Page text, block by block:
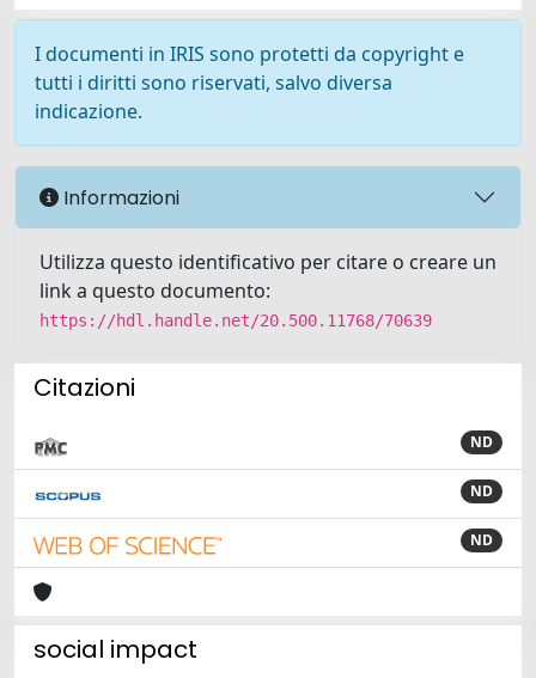
I documenti in IRIS sono protetti da copyright e
tutti i diritti sono riservati, salvo diversa
indicazione.
Informazioni
Utilizza questo identificativo per citare o creare un
link a questo documento:
https://hdl.handle.net/20.500.11768/70639
Citazioni
ND
ND
ND
social impact